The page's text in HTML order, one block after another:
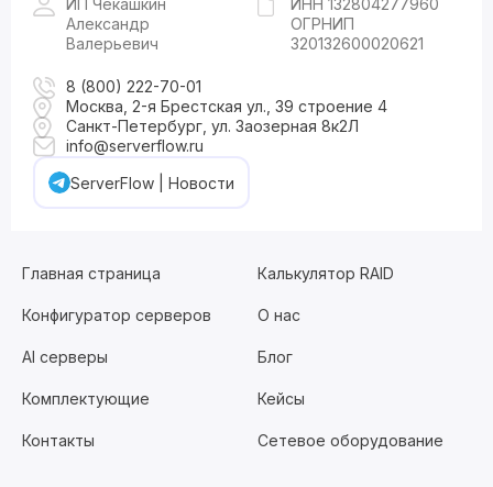
ИП Чекашкин
Александр
Валерьевич
ИНН 132804277960
ОГРНИП
320132600020621
8 (800) 222-70-01
Москва, 2-я Брестская ул., 39 строение 4
Санкт-Петербург, ул. Заозерная 8к2Л
info@serverflow.ru
ServerFlow | Новости
Главная страница Калькулятор RAID
Конфигуратор серверов О нас
AI серверы Блог
Комплектующие Кейсы
Контакты Сетевое оборудование